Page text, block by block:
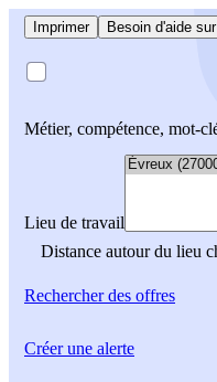
Imprimer Besoin d'aide
Métier, compétence, mot-
Lieu de travail
Distance autour du lieu
Rechercherdes offres
Créer une alerte